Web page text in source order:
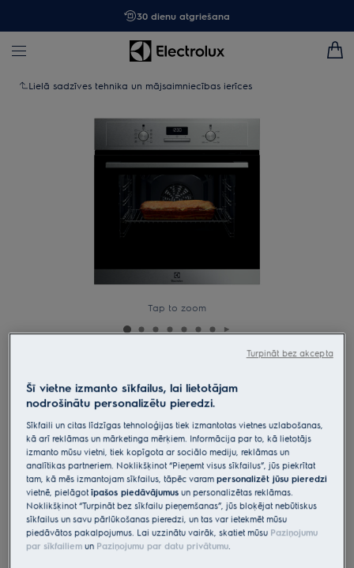
30 dienu atgriešana
Lielā sadzīves tehnika un mājsaimniecības ierīces
Tap to zoom
Cepeškrāsns 600.sērijas
„SurroundCook“ , ar Aqua Clean
tīrīšanas funkciju
4.9 (1930)
Ražojuma informācijas lapa
Priekšrocības
600 SurroundCook® cepeškrāsns uztur vienmērīgu karstumu katrā
cepeškrāsns nostūrī.
Gatavošana ar Multilevel funkciju ļauj gatavot trijos līmeņos.
Uzturiet cepeškrāsni dabiski tīru ar tvaiku, izmantojot AquaClean.
Šī vietne izmanto sīkfailus, lai lietotājam
nodrošinātu personalizētu pieredzi.
Sīkfaili un citas līdzīgas tehnoloģijas tiek izmantotas vietnes uzlabošanas,
kā arī reklāmas un mārketinga mērķiem. Informācija par to, kā lietotājs
izmanto mūsu vietni, tiek kopīgota ar sociālo mediju, reklāmas un
analītikas partneriem. Noklikšķinot “Pieņemt visus sīkfailus”, jūs piekrītat
tam, kā mēs izmantojam sīkfailus, tāpēc varampersonalizēt jūsu pieredzi
vietnē, pielāgotīpašos piedāvājumus un personalizētas reklāmas.
Noklikšķinot “Turpināt bez sīkfailu pieņemšanas”, jūs bloķējat nebūtiskus
sīkfailus un savu pārlūkošanas pieredzi, un tas var ietekmēt mūsu
piedāvātos pakalpojumus. Lai uzzinātu vairāk, skatiet mūsu Paziņojumu
par sīkfailiem un Paziņojumu par datu privātumu
Turpināt bez akcepta